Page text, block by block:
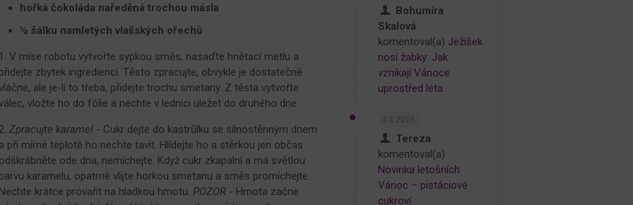
hořká čokoláda naředěná trochou másla
½ šálku namletých vlašských ořechů
1. V míse robotu vytvořte sypkou směs, nasaďte hnětací metlu a
přidejte zbytek ingrediencí. Těsto zpracujte, obvykle je dostatečně
ale je-li to třeba, přidejte trochu smetany. Z těsta vytvořte
vložte ho do fólie a nechte v lednici uležet do druhého dne.
2. Zpracujte karamel- Cukr dejte do kastrůlku se silnostěnným dnem
a při mírné teplotě ho nechte tavit. Hlídejte ho a stěrkou jen občas
odškrábněte ode dna, nemíchejte. Když cukr zkapalní a má světlou
barvu karamelu, opatrně vlijte horkou smetanu a směs promíchejte.
Nechte krátce provařit na hladkou hmotu. POZOR- Hmota začne
Bohumíra
Skalová
komentoval(a) Ježíšek
nosí žabky: Jak
vznikají Vánoce
uprostřed léta
Tereza
komentoval(a)
Novinka letošních
Vánoc – pistáciové
cukroví